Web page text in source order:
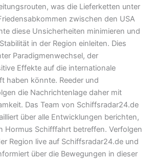
was die Lieferketten unter
zwischen den USA
diese Unsicherheiten minimieren und
in der Region einleiten. Dies
Paradigmenwechsel, der
Effekte auf die internationale
haben könnte. Reeder und
die Nachrichtenlage daher mit
Das Team von Schiffsradar24.de
über alle Entwicklungen berichten,
Hormus Schifffahrt betreffen. Verfolgen
Region live auf Schiffsradar24.de und
über die Bewegungen in dieser